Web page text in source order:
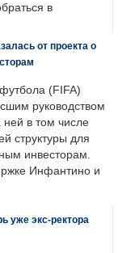
в
от проекта о
(FIFA)
руководством
ней в том числе
структуры для
инвесторам.
Инфантино и
уже экс-ректора